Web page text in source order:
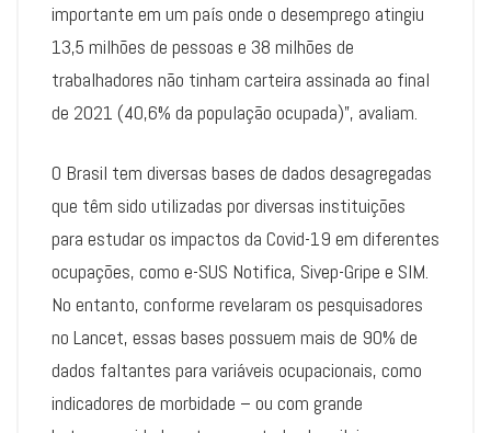
importante em um país onde o desemprego atingiu
13,5 milhões de pessoas e 38 milhões de
trabalhadores não tinham carteira assinada ao final
de 2021 (40,6% da população ocupada)”, avaliam.
O Brasil tem diversas bases de dados desagregadas
que têm sido utilizadas por diversas instituições
para estudar os impactos da Covid-19 em diferentes
ocupações, como e-SUS Notifica, Sivep-Gripe e SIM.
No entanto, conforme revelaram os pesquisadores
no Lancet, essas bases possuem mais de 90% de
dados faltantes para variáveis ocupacionais, como
indicadores de morbidade – ou com grande